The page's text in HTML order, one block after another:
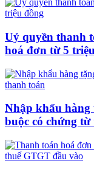
Uỷ quyền thanh
hoá đơn từ 5
Nhập khẩu
buộc có chứng